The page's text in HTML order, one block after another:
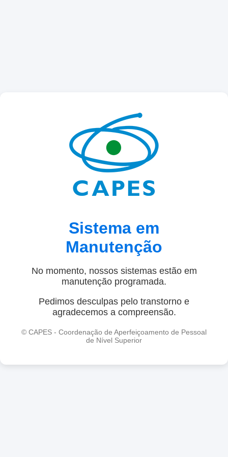
Sistema em
Manutenção
No momento, nossos sistemas estão em
manutenção programada.
Pedimos desculpas pelo transtorno e
agradecemos a compreensão.
© CAPES - Coordenação de Aperfeiçoamento de Pessoal
de Nível Superior